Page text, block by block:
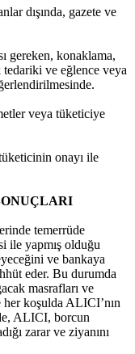
dışında, gazete ve
gereken, konaklama,
tedariki ve eğlence veya
veya tüketiciye
onayı ile
temerrüde
ile yapmış olduğu
ve bankaya
eder. Bu durumda
masrafları ve
koşulda ALICI’nın
ALICI, borcun
zarar ve ziyanını